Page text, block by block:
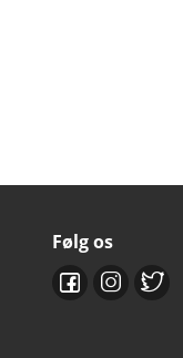
Følg os